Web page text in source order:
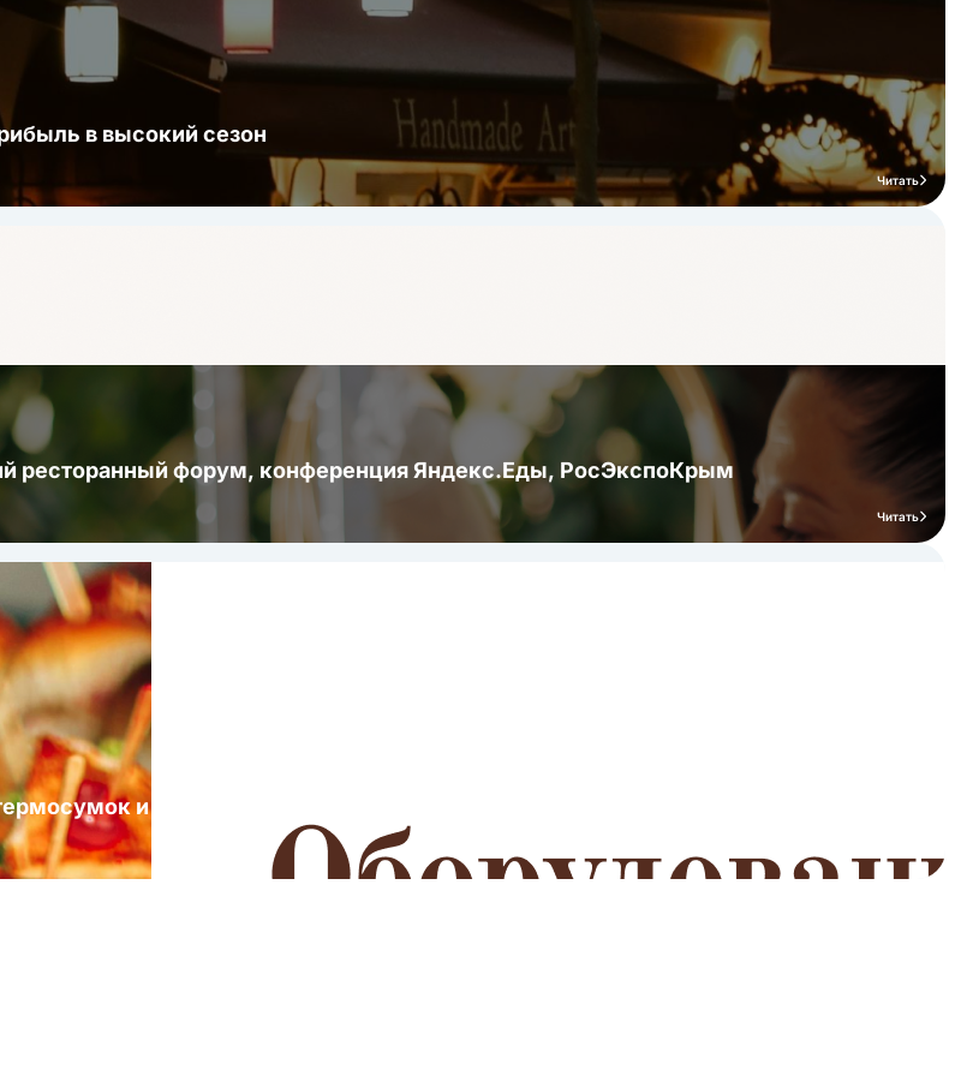
в высокий сезон
Читать
ресторанный форум, конференция Яндекс.Еды, РосЭкспоКрым
Читать
и посуды для выездных мероприятий